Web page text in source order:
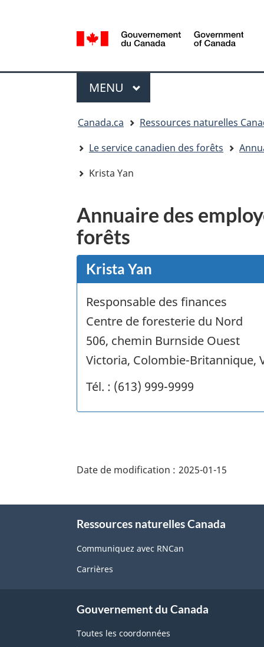
de
la
Government
MENU PRINCIPAL
Canada.ca
Ressources naturelles
Le service canadien des forêts
Krista Yan
Annuaire des
forêts
Krista Yan
Responsable des finances
Centre de foresterie du Nord
506, chemin Burnside Ouest
Victoria, Colombie-Britannique,
Tél. : (613) 999-9999
de
page"
Date de modification : 2025-01-15
Ressources naturelles Canada
Communiquez avec RNCan
Carrières
Gouvernement du Canada
Toutes les coordonnées